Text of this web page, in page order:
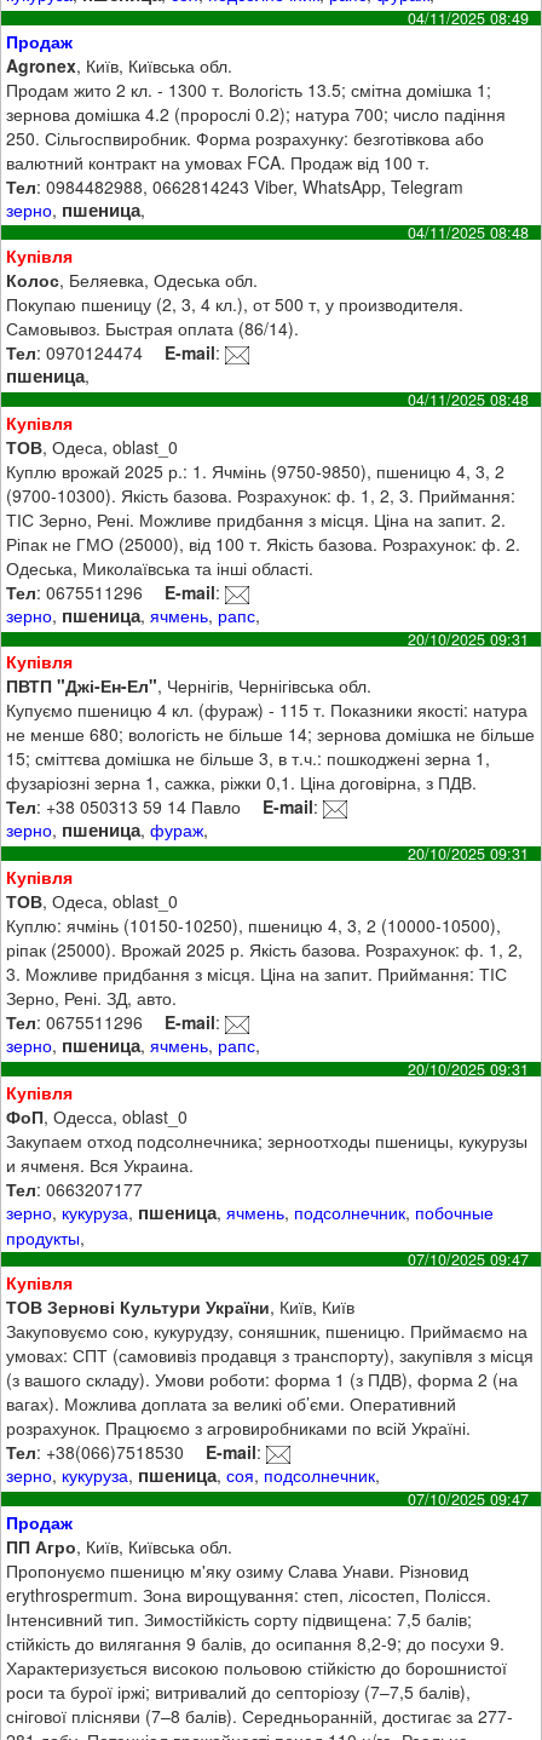
04/11/2025 08:49
Продаж
Agronex, Київ, Київська обл.
Продам жито 2 кл. - 1300 т. Вологість 13.5; смітна домішка 1;
зернова домішка 4.2 (пророслі 0.2); натура 700; число падіння
250. Сільгоспвиробник. Форма розрахунку: безготівкова або
валютний контракт на умовах FCA. Продаж від 100 т.
Тел: 0984482988, 0662814243 Viber, WhatsApp, Telegram
зерно, пшеница,
04/11/2025 08:48
Купівля
Колос, Беляевка, Одеська обл.
Покупаю пшеницу (2, 3, 4 кл.), от 500 т, у производителя.
Самовывоз. Быстрая оплата (86/14).
Тел: 0970124474 E-mail:
пшеница,
04/11/2025 08:48
Купівля
ТОВ, Одеса, oblast_0
Куплю врожай 2025 р.: 1. Ячмінь (9750-9850), пшеницю 4, 3, 2
(9700-10300). Якість базова. Розрахунок: ф. 1, 2, 3. Приймання:
ТІС Зерно, Рені. Можливе придбання з місця. Ціна на запит. 2.
Ріпак не ГМО (25000), від 100 т. Якість базова. Розрахунок: ф. 2.
Одеська, Миколаївська та інші області.
Тел: 0675511296 E-mail:
зерно, пшеница,ячмень, рапс,
20/10/2025 09:31
Купівля
ПВТП "Джі-Ен-Ел", Чернігів, Чернігівська обл.
Купуємо пшеницю 4 кл. (фураж) - 115 т. Показники якості: натура
не менше 680; вологість не більше 14; зернова домішка не більше
15; сміттєва домішка не більше 3, в т.ч.: пошкоджені зерна 1,
фузаріозні зерна 1, сажка, ріжки 0,1. Ціна договірна, з ПДВ.
Тел: +38 050313 59 14 Павло E-mail:
зерно, пшеница,фураж,
20/10/2025 09:31
Купівля
ТОВ, Одеса, oblast_0
Куплю: ячмінь (10150-10250), пшеницю 4, 3, 2 (10000-10500),
ріпак (25000). Врожай 2025 р. Якість базова. Розрахунок: ф. 1, 2,
3. Можливе придбання з місця. Ціна на запит. Приймання: ТІС
Зерно, Рені. ЗД, авто.
Тел: 0675511296 E-mail:
зерно, пшеница,ячмень, рапс,
20/10/2025 09:31
Купівля
ФоП, Одесса, oblast_0
Закупаем отход подсолнечника; зерноотходы пшеницы, кукурузы
и ячменя. Вся Украина.
Тел: 0663207177
зерно, кукуруза, пшеница,ячмень, подсолнечник, побочные
продукты,
07/10/2025 09:47
Купівля
ТОВ Зернові Культури України, Київ, Київ
Закуповуємо сою, кукурудзу, соняшник, пшеницю. Приймаємо на
умовах: СПТ (самовивіз продавця з транспорту), закупівля з місця
(з вашого складу). Умови роботи: форма 1 (з ПДВ), форма 2 (на
вагах). Можлива доплата за великі об’єми. Оперативний
розрахунок. Працюємо з агровиробниками по всій Україні.
Тел: +38(066)7518530 E-mail:
зерно, кукуруза, пшеница,соя, подсолнечник,
07/10/2025 09:47
Продаж
ПП Агро, Київ, Київська обл.
Пропонуємо пшеницю м'яку озиму Слава Унави. Різновид
erythrospermum. Зона вирощування: степ, лісостеп, Полісся.
Інтенсивний тип. Зимостійкість сорту підвищена: 7,5 балів;
стійкість до вилягання 9 балів, до осипання 8,2-9; до посухи 9.
Характеризується високою польовою стійкістю до борошнистої
роси та бурої іржі; витривалий до септоріозу (7–7,5 балів),
снігової плісняви (7–8 балів). Середньоранній, достигає за 277-